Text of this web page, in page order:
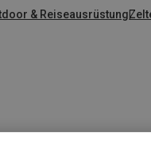
& Reiseausrüstung